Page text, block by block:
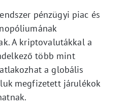
pénzügyi piac és
A kriptovalutákkal a
több mint
a globális
megfizetett járulékok